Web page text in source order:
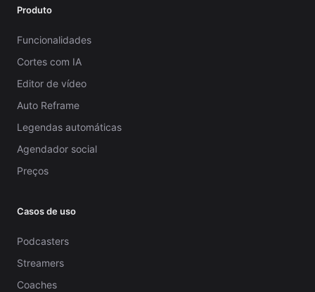
Produto
Funcionalidades
Cortes com IA
Editor de vídeo
Auto Reframe
Legendas automáticas
Agendador social
Preços
Casos de uso
Podcasters
Streamers
Coaches